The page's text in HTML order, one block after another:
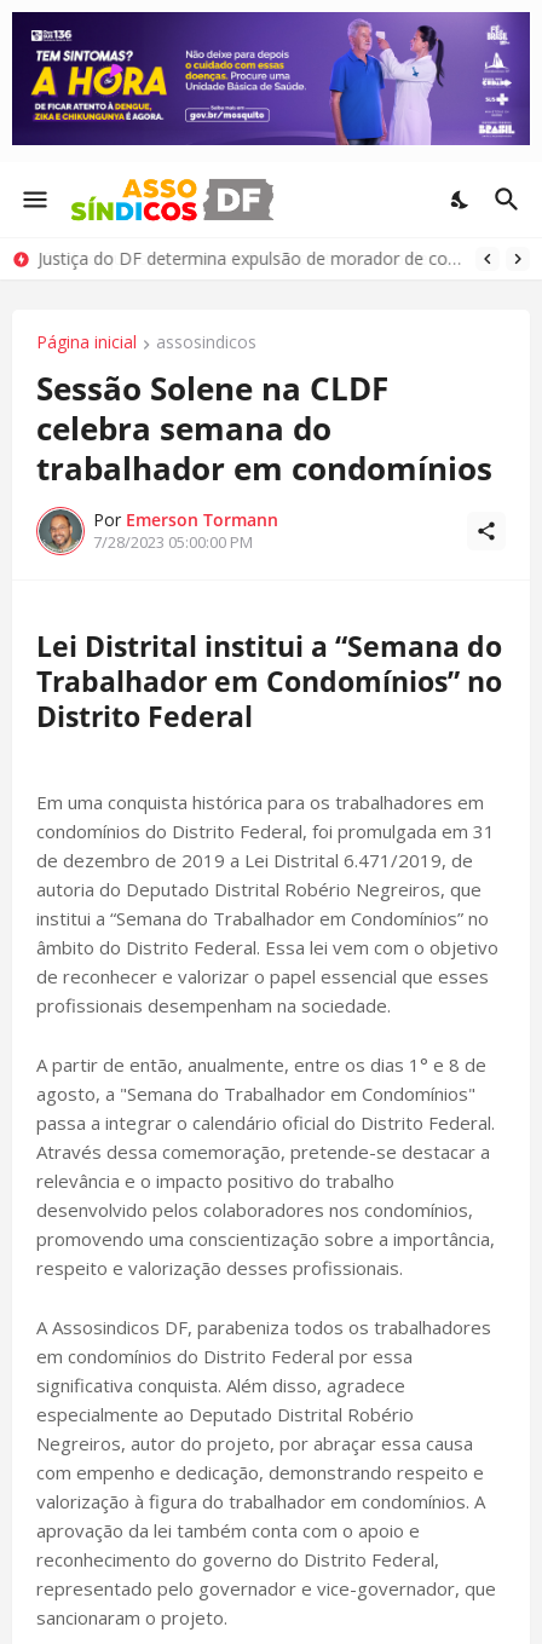
Justiça do DF determina expulsão de morador de condomínio por comportamento antissocial
Página inicial assosindicos
Sessão Solene na CLDF
celebra semana do
trabalhador em condomínios
Por Emerson Tormann
7/28/2023 05:00:00 PM
Lei Distrital institui a “Semana do
Trabalhador em Condomínios” no
Distrito Federal
Em uma conquista histórica para os trabalhadores em
condomínios do Distrito Federal, foi promulgada em 31
de dezembro de 2019 a Lei Distrital 6.471/2019, de
autoria do Deputado Distrital Robério Negreiros, que
institui a “Semana do Trabalhador em Condomínios” no
âmbito do Distrito Federal. Essa lei vem com o objetivo
de reconhecer e valorizar o papel essencial que esses
profissionais desempenham na sociedade.
A partir de então, anualmente, entre os dias 1° e 8 de
agosto, a "Semana do Trabalhador em Condomínios"
passa a integrar o calendário oficial do Distrito Federal.
Através dessa comemoração, pretende-se destacar a
relevância e o impacto positivo do trabalho
desenvolvido pelos colaboradores nos condomínios,
promovendo uma conscientização sobre a importância,
respeito e valorização desses profissionais.
A Assosindicos DF, parabeniza todos os trabalhadores
em condomínios do Distrito Federal por essa
significativa conquista. Além disso, agradece
especialmente ao Deputado Distrital Robério
Negreiros, autor do projeto, por abraçar essa causa
com empenho e dedicação, demonstrando respeito e
valorização à figura do trabalhador em condomínios. A
aprovação da lei também conta com o apoio e
reconhecimento do governo do Distrito Federal,
representado pelo governador e vice-governador, que
sancionaram o projeto.